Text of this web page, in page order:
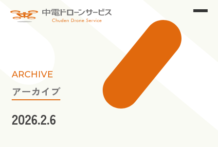
ARCHIVE
アーカイブ
2026.2.6